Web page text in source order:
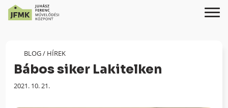
Content
navigációhoz
BLOG/ HÍREK
Bábos siker Lakitelken
Megjelenés
2021. 10. 21.